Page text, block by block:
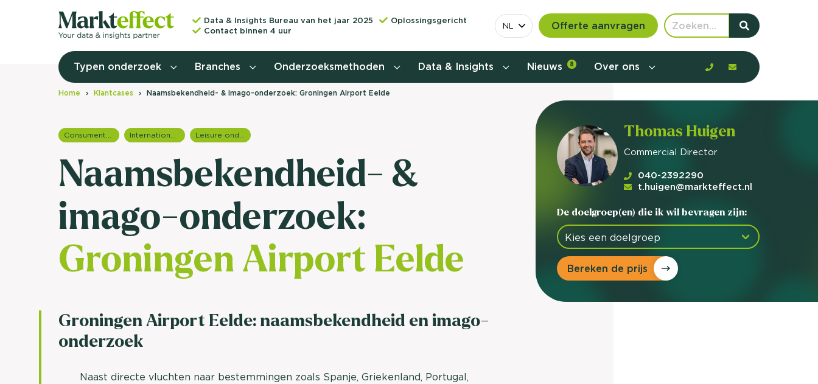
Data & Insights Bureau van het jaar 2025
Oplossingsgericht
Contact binnen 4 uur
NL Offerte aanvragen
Typen onderzoek
Customer value proposition
Doelgroeponderzoek
Naamsbekendheidonderzoek
Nationaal Studiekeuze
Onderzoek (NSKO)
UX-onderzoek
Relevantere communicatie en aanbod door de
customer journey, de barrières en gedrag in kaart te
brengen. Benieuwd hoe?
Branches Onderzoeksmethoden Data & Insights Nieuws 8 Over ons
Home Klantcases Naamsbekendheid- & imago-onderzoek: Groningen Airport Eelde
Consumentenonderzoek Internationale onderzoeken Leisure onderzoek
Naamsbekendheid- &
imago-onderzoek:
Groningen Airport Eelde
Groningen Airport Eelde: naamsbekendheid en imago-
onderzoek
Naast directe vluchten naar bestemmingen zoals Spanje, Griekenland, Portugal,
Thomas Huigen
Commercial Director
040-2392290
t.huigen@markteffect.nl
De doelgroep(en) die ik wil bevragen zijn:
Bereken de prijs